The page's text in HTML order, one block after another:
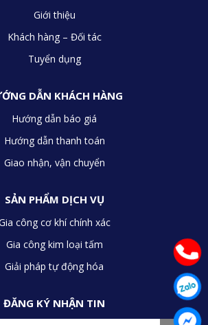
Giới thiệu
Khách hàng – Đối tác
Tuyển dụng
DẪN KHÁCH HÀNG
Hướng dẫn báo giá
Hướng dẫn thanh toán
Giao nhận, vận chuyển
SẢN PHẨM DỊCH VỤ
công cơ khí chính xác
Gia công kim loại tấm
Giải pháp tự động hóa
ĐĂNG KÝ NHẬN TIN